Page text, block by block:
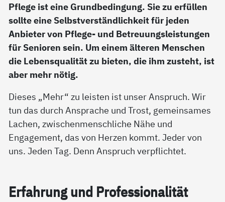
Pflege ist eine Grundbedingung. Sie zu erfüllen
sollte eine Selbstverständlichkeit für jeden
Anbieter von Pflege- und Betreuungsleistungen
für Senioren sein. Um einem älteren Menschen
die Lebensqualität zu bieten, die ihm zusteht, ist
aber mehr nötig.
Dieses „Mehr“ zu leisten ist unser Anspruch. Wir
tun das durch Ansprache und Trost, gemeinsames
Lachen, zwischenmenschliche Nähe und
Engagement, das von Herzen kommt. Jeder von
uns. Jeden Tag. Denn Anspruch verpflichtet.
Er­fah­rung und Pro­fes­sio­na­li­tät